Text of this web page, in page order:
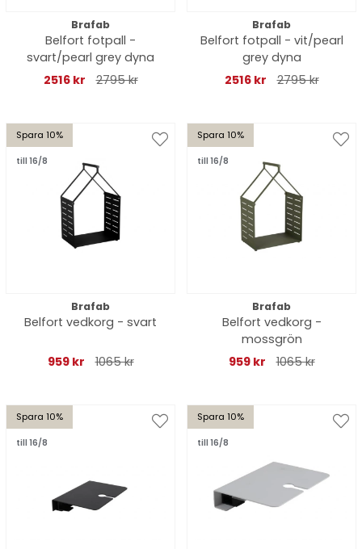
Brafab
Belfort fotpall -
svart/pearl grey dyna
2516 kr
2795 kr
Brafab
Belfort fotpall - vit/pearl
grey dyna
2516 kr
2795 kr
Spara 10%
till 16/8
Brafab
Belfort vedkorg - svart
959 kr 1065 kr
Spara 10%
till 16/8
Brafab
Belfort vedkorg -
mossgrön
959 kr
1065 kr
Spara 10%
till 16/8
Spara 10%
till 16/8